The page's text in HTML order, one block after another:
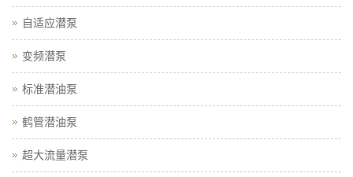
自适应潜泵
变频潜泵
标准潜油泵
鹤管潜油泵
超大流量潜泵